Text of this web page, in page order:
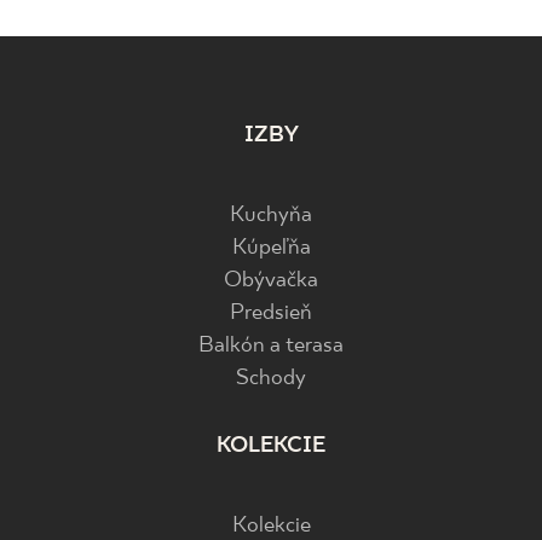
IZBY
Kuchyňa
Kúpeľňa
Obývačka
Predsieň
Balkón a terasa
Schody
KOLEKCIE
Kolekcie